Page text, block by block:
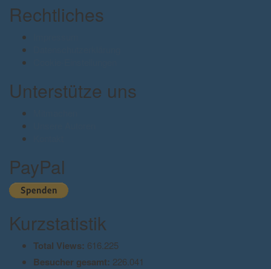
Rechtliches
Unterstütze uns
PayPal
Kurzstatistik
Total Views: 616.225
Besucher gesamt: 226.041